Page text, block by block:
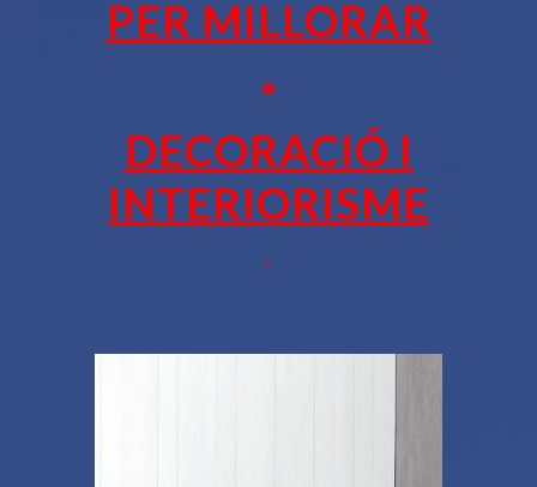
PER MILLORAR
*
DECORACIÓ I
INTERIORISME
*